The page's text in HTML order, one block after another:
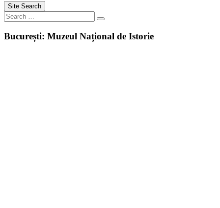
Site Search
Search
București: Muzeul Național de Istorie